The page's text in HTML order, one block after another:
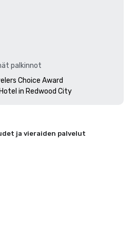
palkinnot
Choice Award
in Redwood City
ja vieraiden palvelut